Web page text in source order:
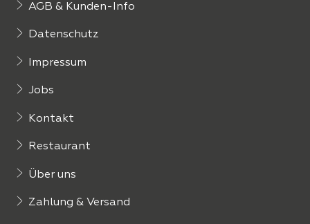
AGB & Kunden-Info
Datenschutz
Impressum
Jobs
Kontakt
Restaurant
Über uns
Zahlung & Versand